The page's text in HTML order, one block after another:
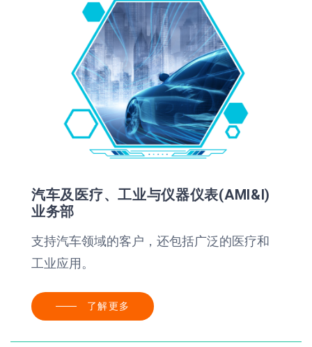
汽车及医疗、工业与仪器仪表(AMI&I)
业务部
支持汽车领域的客户，还包括广泛的医疗和
工业应用。
了解更多